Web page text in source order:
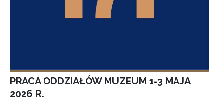
PRACA ODDZIAŁÓW MUZEUM 1-3 MAJA
2026 R.